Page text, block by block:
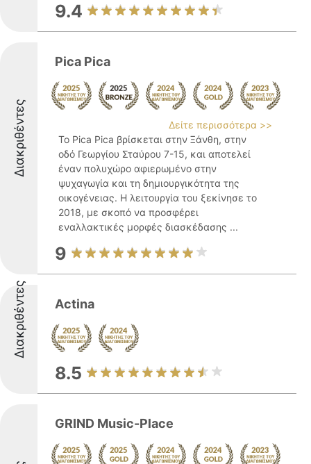
9.4
Διακριθέντες
Pica Pica
Δείτε περισσότερα >>
Το Pica Pica βρίσκεται στην Ξάνθη, στην
οδό Γεωργίου Σταύρου 7-15, και αποτελεί
έναν πολυχώρο αφιερωμένο στην
ψυχαγωγία και τη δημιουργικότητα της
οικογένειας. Η λειτουργία του ξεκίνησε το
2018, με σκοπό να προσφέρει
εναλλακτικές μορφές διασκέδασης ...
9
Διακριθέντες Actina
8.5
GRIND Music-Place